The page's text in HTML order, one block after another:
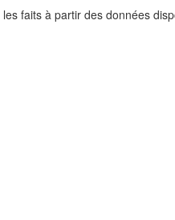
faits à partir des données